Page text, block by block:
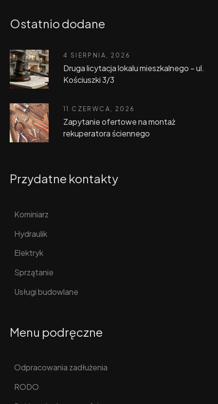
Ostatnio dodane
4 SIERPNIA, 2026
Druga licytacja lokalu mieszkalnego – ul.
Kościuszki 3/3
11 CZERWCA, 2026
Zapytanie ofertowe na montaż
rekuperatora ściennego
Przydatne kontakty
Kominiarz
Hydraulik
Elektryk
Sprzątanie
Usługi budowlane
Menu podręczne
Odpracowania zadłużenia
RODO